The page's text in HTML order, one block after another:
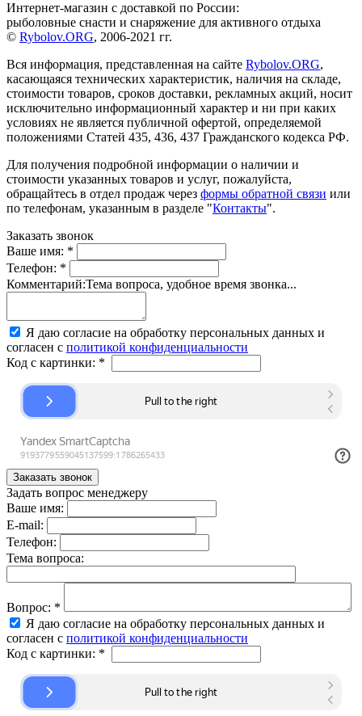
Интернет-магазин с доставкой по России:
рыболовные снасти и снаряжение для активного отдыха
© Rybolov.ORG, 2006-2021 гг.
Вся информация, представленная на сайте Rybolov.ORG,
касающаяся технических характеристик, наличия на складе,
стоимости товаров, сроков доставки, рекламных акций, носит
исключительно информационный характер и ни при каких
условиях не является публичной офертой, определяемой
положениями Статей 435, 436, 437 Гражданского кодекса РФ.
Для получения подробной информации о наличии и
стоимости указанных товаров и услуг, пожалуйста,
обращайтесь в отдел продаж через формы обратной связи или
по телефонам, указанным в разделе "Контакты".
Заказать звонок
Ваше имя: *
Телефон: *
Комментарий:Тема вопроса, удобное время звонка...
Я даю согласие на обработку персональных данных и
согласен с политикой конфиденциальности
Код с картинки: *
Задать вопрос менеджеру
Ваше имя:
E-mail:
Телефон:
Тема вопроса:
Вопрос: *
Я даю согласие на обработку персональных данных и
согласен с политикой конфиденциальности
Код с картинки: *